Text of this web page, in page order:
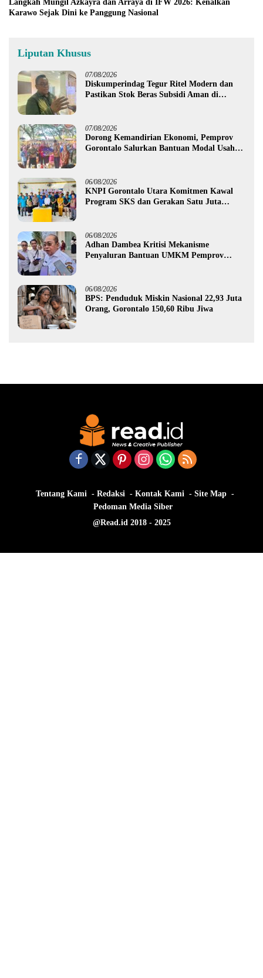
Langkah Mungil Azkayra dan Arraya di IFW 2026: Kenalkan
Karawo Sejak Dini ke Panggung Nasional
Liputan Khusus
07/08/2026
Diskumperindag Tegur Ritel Modern dan
Pastikan Stok Beras Subsidi Aman di
07/08/2026
Dorong Kemandirian Ekonomi, Pemprov
Gorontalo Salurkan Bantuan Modal Usaha
06/08/2026
KNPI Gorontalo Utara Komitmen Kawal
Program SKS dan Gerakan Satu Juta
06/08/2026
Adhan Dambea Kritisi Mekanisme
Penyaluran Bantuan UMKM Pemprov
06/08/2026
BPS: Penduduk Miskin Nasional 22,93 Juta
Orang, Gorontalo 150,60 Ribu Jiwa
Tentang Kami Redaksi Kontak Kami
Site Map
Pedoman Media Siber
@Read.id 2018 - 2025